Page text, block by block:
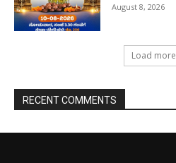
August 8, 2026
Load more
RECENT COMMENTS